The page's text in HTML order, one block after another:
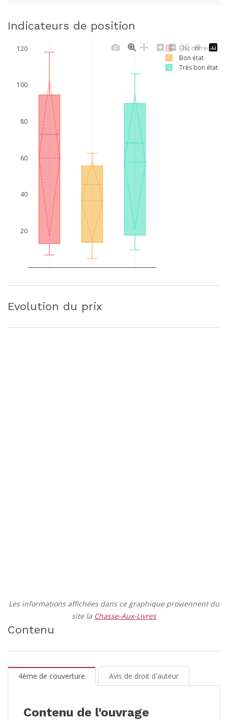
Indicateurs de position
20
40
60
80
100
120
Etat correct
Bon état
Très bon état
Evolution du prix
Les informations affichées dans ce graphique proviennent du
site la Chasse-Aux-Livres
Contenu
4ème de couverture Avis de droit d'auteur
Contenu de l'ouvrage